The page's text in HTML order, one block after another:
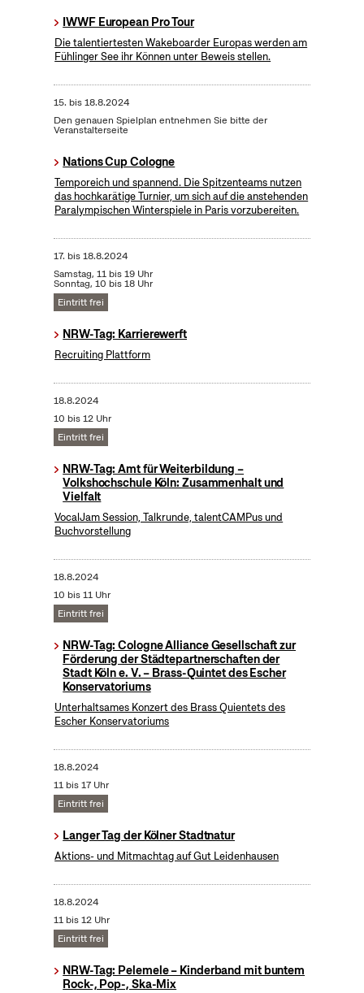
IWWF European Pro Tour
Die talentiertesten Wakeboarder Europas werden am
Fühlinger See ihr Können unter Beweis stellen.
15. bis18.8.2024
Den genauen Spielplan entnehmen Sie bitte der
Veranstalterseite
Nations Cup Cologne
Temporeich und spannend. Die Spitzenteams nutzen
das hochkarätige Turnier, um sich auf die anstehenden
Paralympischen Winterspiele in Paris vorzubereiten.
17. bis18.8.2024
Samstag, 11 bis 19 Uhr
Sonntag, 10 bis 18 Uhr
Eintritt frei
NRW-Tag: Karrierewerft
Recruiting Plattform
18.8.2024
10 bis 12 Uhr
Eintritt frei
NRW-Tag: Amt für Weiterbildung –
Volkshochschule Köln: Zusammenhalt und
Vielfalt
VocalJam Session, Talkrunde, talentCAMPus und
Buchvorstellung
18.8.2024
10 bis 11 Uhr
Eintritt frei
NRW-Tag: Cologne Alliance Gesellschaft zur
Förderung der Städtepartnerschaften der
Stadt Köln e. V. – Brass-Quintet des Escher
Konservatoriums
Unterhaltsames Konzert des Brass Quientets des
Escher Konservatoriums
18.8.2024
11 bis 17 Uhr
Eintritt frei
Langer Tag der Kölner Stadtnatur
Aktions- und Mitmachtag auf Gut Leidenhausen
18.8.2024
11 bis 12 Uhr
Eintritt frei
NRW-Tag: Pelemele – Kinderband mit buntem
Rock-, Pop-, Ska-Mix